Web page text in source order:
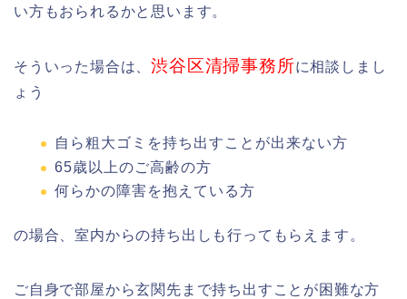
い方もおられるかと思います。
そういった場合は、渋谷区清掃事務所に相談しまし
ょう
自ら粗大ゴミを持ち出すことが出来ない方
65歳以上のご高齢の方
何らかの障害を抱えている方
の場合、室内からの持ち出しも行ってもらえます。
ご自身で部屋から玄関先まで持ち出すことが困難な方